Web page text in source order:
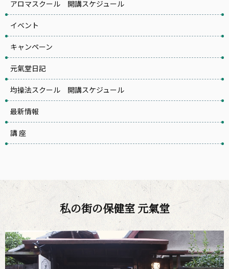
アロマスクール 開講スケジュール
イベント
キャンペーン
元氣堂日記
均操法スクール 開講スケジュール
最新情報
講 座
私の街の保健室 元氣堂